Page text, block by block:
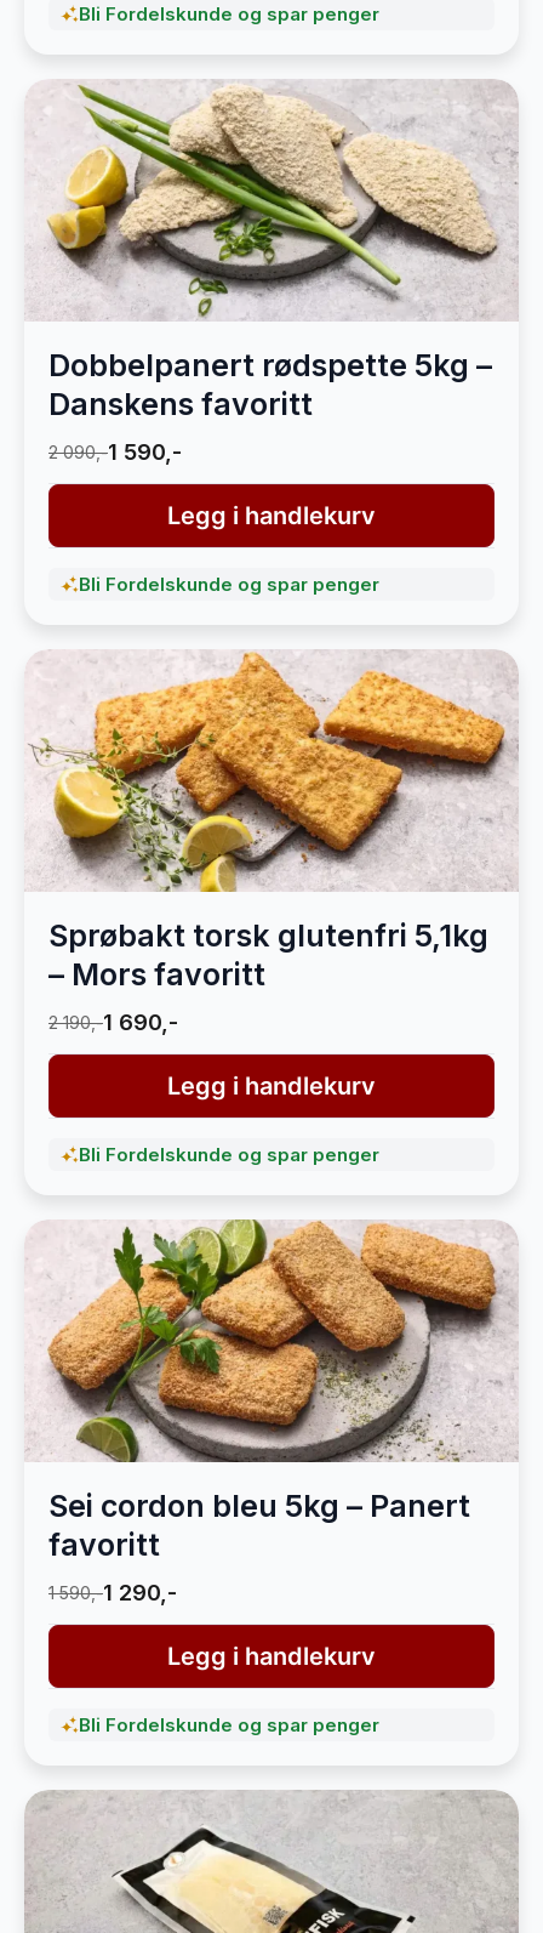
Bli Fordelskunde og spar penger
Dobbelpanert rødspette 5kg –
Danskens favoritt
2 090,-1 590,-
Legg i handlekurv
Bli Fordelskunde og spar penger
Sprøbakt torsk glutenfri 5,1kg
– Mors favoritt
2 190,-1 690,-
Legg i handlekurv
Bli Fordelskunde og spar penger
Sei cordon bleu 5kg – Panert
favoritt
1 590,-1 290,-
Legg i handlekurv
Bli Fordelskunde og spar penger